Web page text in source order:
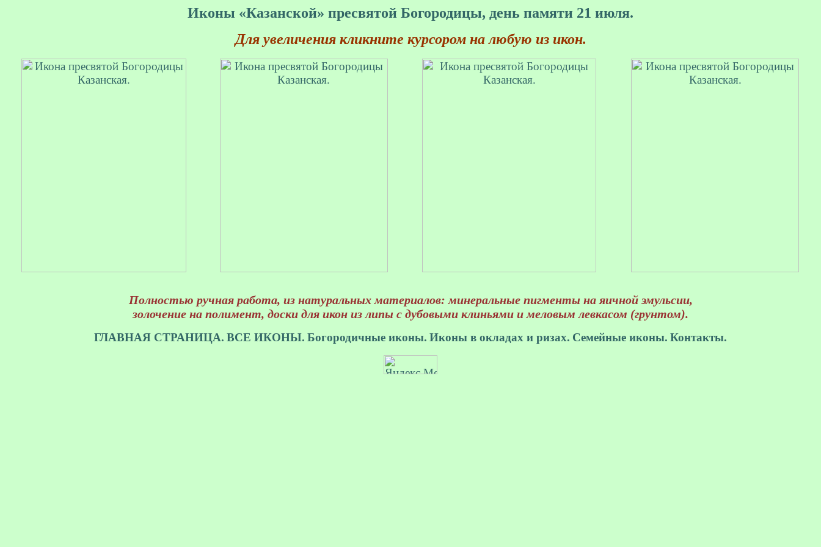
Иконы «Казанской» пресвятой Богородицы, день памяти 21 июля.
Для увеличения кликните курсором на любую из икон.
Полностью ручная работа, из натуральных материалов: минеральные пигменты на яичной эмульсии,
золочение на полимент, доски для икон из липы с дубовыми клиньями и меловым левкасом (грунтом).
ГЛАВНАЯ СТРАНИЦА. ВСЕ ИКОНЫ. Богородичные иконы. Иконы в окладах и ризах. Семейные иконы. Контакты.